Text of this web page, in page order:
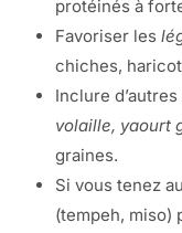
protéinés à
Favoriser les
chiches,
Inclure
volaille, yaourt
graines.
Si vous tenez
(tempeh, miso)